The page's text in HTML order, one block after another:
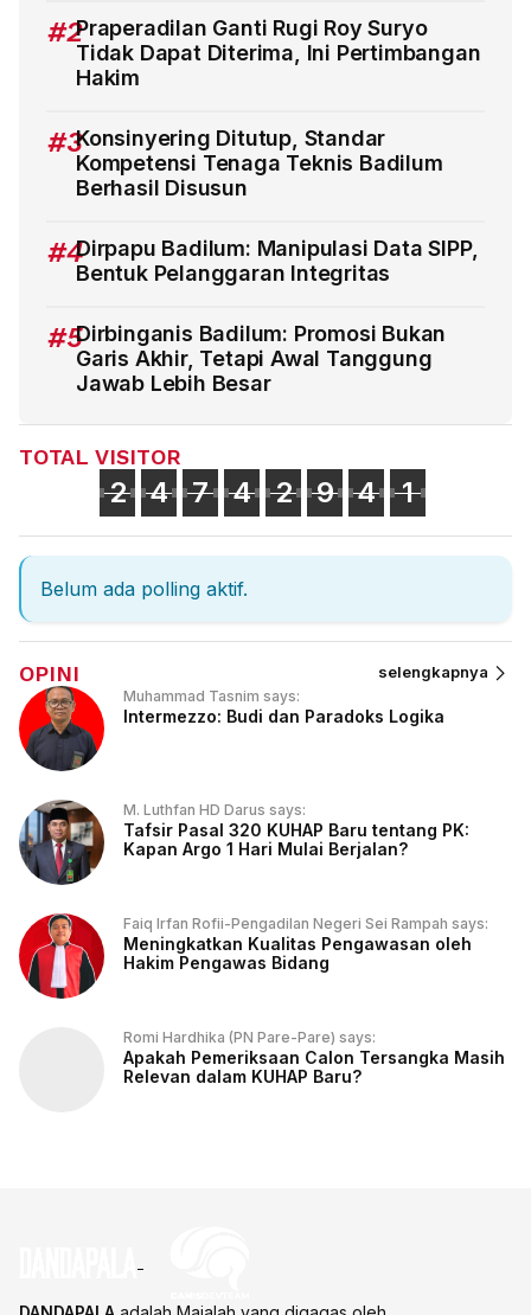
#2Praperadilan Ganti Rugi Roy Suryo
Tidak Dapat Diterima, Ini Pertimbangan
Hakim
#3Konsinyering Ditutup, Standar
Kompetensi Tenaga Teknis Badilum
Berhasil Disusun
#4Dirpapu Badilum: Manipulasi Data SIPP,
Bentuk Pelanggaran Integritas
#5Dirbinganis Badilum: Promosi Bukan
Garis Akhir, Tetapi Awal Tanggung
Jawab Lebih Besar
TOTAL VISITOR
2 4 7 4 2 9 4 1
Belum ada polling aktif.
OPINI selengkapnya
Muhammad Tasnim says:
Intermezzo: Budi dan Paradoks Logika
M. Luthfan HD Darus says:
Tafsir Pasal 320 KUHAP Baru tentang PK:
Kapan Argo 1 Hari Mulai Berjalan?
Faiq Irfan Rofii-Pengadilan Negeri Sei Rampah says:
Meningkatkan Kualitas Pengawasan oleh
Hakim Pengawas Bidang
Romi Hardhika (PN Pare-Pare) says:
Apakah Pemeriksaan Calon Tersangka Masih
Relevan dalam KUHAP Baru?